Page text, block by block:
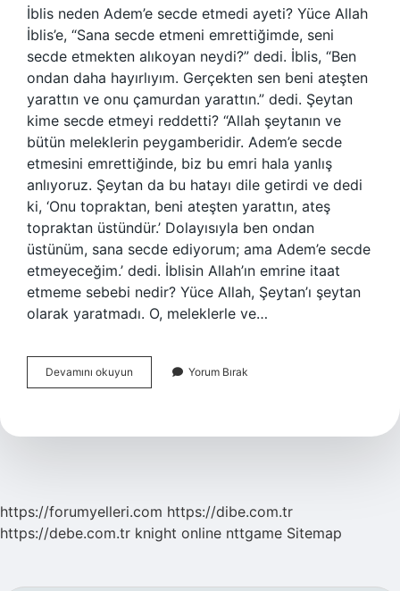
İblis neden Adem’e secde etmedi ayeti? Yüce Allah
İblis’e, “Sana secde etmeni emrettiğimde, seni
secde etmekten alıkoyan neydi?” dedi. İblis, “Ben
ondan daha hayırlıyım. Gerçekten sen beni ateşten
yarattın ve onu çamurdan yarattın.” dedi. Şeytan
kime secde etmeyi reddetti? “Allah şeytanın ve
bütün meleklerin peygamberidir. Adem’e secde
etmesini emrettiğinde, biz bu emri hala yanlış
anlıyoruz. Şeytan da bu hatayı dile getirdi ve dedi
ki, ‘Onu topraktan, beni ateşten yarattın, ateş
topraktan üstündür.’ Dolayısıyla ben ondan
üstünüm, sana secde ediyorum; ama Adem’e secde
etmeyeceğim.’ dedi. İblisin Allah’ın emrine itaat
etmeme sebebi nedir? Yüce Allah, Şeytan’ı şeytan
olarak yaratmadı. O, meleklerle ve…
Devamını okuyun Şeytanın
Hz
Etmemesinin
Yorum Bırak
https://forumyelleri.com https://dibe.com.tr
https://debe.com.tr knight online nttgame Sitemap